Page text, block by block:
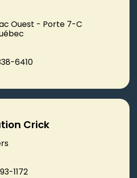
Ouest - Porte 7-C
6410
Crick
1172